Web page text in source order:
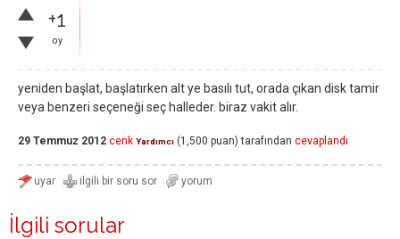
+1
oy
yeniden başlat, başlatırken alt ye basılı tut, orada çıkan disk tamir
veya benzeri seçeneği seç halleder. biraz vakit alır.
29 Temmuz 2012 cenk Yardımcı (1,500 puan) tarafından cevaplandı
İlgili sorular